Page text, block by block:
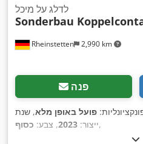
Rheinstetten 2,990 km
לדלג על מיכל
Sonderbau
פנה
פועל באופן מלא, שנת
ייצור: 2023, צבע: כסוף ,